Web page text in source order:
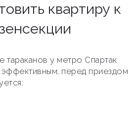
квартиру к
тараканов у метро Спартак
перед приездом